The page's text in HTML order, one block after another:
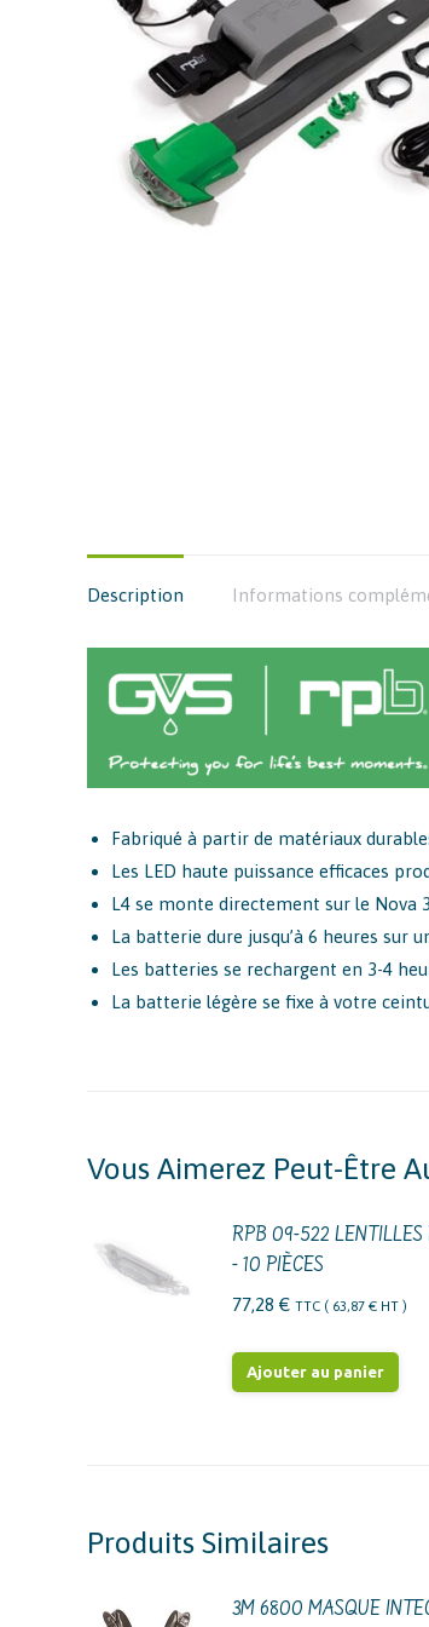
Description Informations
Fabriqué à partir de matériaux
Les LED haute puissance efficaces
L4 se monte directement sur le Nova
La batterie dure jusqu’à 6 heures sur
Les batteries se rechargent en 3-4
La batterie légère se fixe à votre
Vous Aimerez Peut-Être
RPB 09-522 LENTILLES
- 10 PIÈCES
77,28 € TTC ( 63,87 € HT )
Ajouter au panier
Produits Similaires
3M 6800 MASQUE